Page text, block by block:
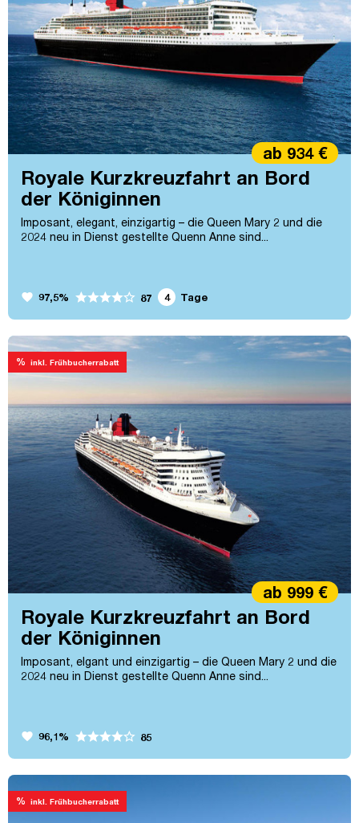
Royale Kurzkreuzfahrt an Bord
der Königinnen
Imposant, elegant, einzigartig – die Queen Mary 2 und die
2024 neu in Dienst gestellte Quenn Anne sind...
ab 934 €
favorite 97,5% 87 4 Tage
% inkl. Frühbucherrabatt
Royale Kurzkreuzfahrt an Bord
der Königinnen
Imposant, elgant und einzigartig – die Queen Mary 2 und die
2024 neu in Dienst gestellte Quenn Anne sind...
ab 999 €
favorite 96,1% 85
% inkl. Frühbucherrabatt